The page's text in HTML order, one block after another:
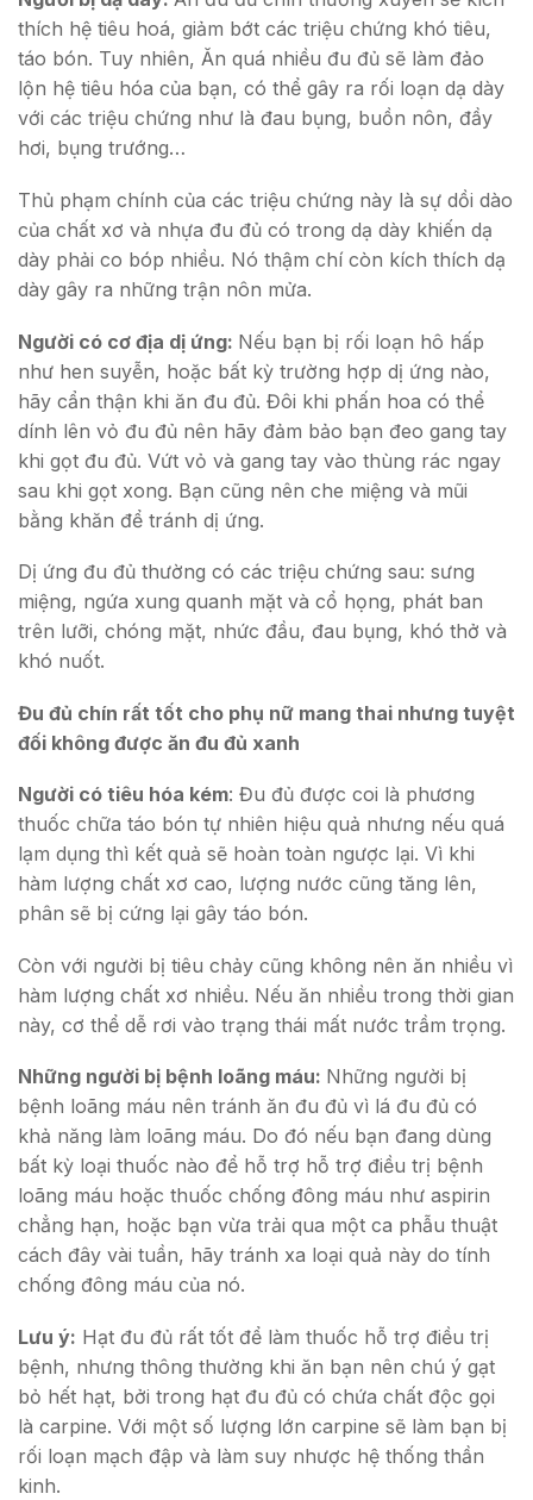
thích hệ tiêu hoá, giảm bớt các triệu chứng khó tiêu,
táo bón. Tuy nhiên, Ăn quá nhiều đu đủ sẽ làm đảo
lộn hệ tiêu hóa của bạn, có thể gây ra rối loạn dạ dày
với các triệu chứng như là đau bụng, buồn nôn, đầy
hơi, bụng trướng…
Thủ phạm chính của các triệu chứng này là sự dồi dào
của chất xơ và nhựa đu đủ có trong dạ dày khiến dạ
dày phải co bóp nhiều. Nó thậm chí còn kích thích dạ
dày gây ra những trận nôn mửa.
Người có cơ địa dị ứng: Nếu bạn bị rối loạn hô hấp
như hen suyễn, hoặc bất kỳ trường hợp dị ứng nào,
hãy cẩn thận khi ăn đu đủ. Đôi khi phấn hoa có thể
dính lên vỏ đu đủ nên hãy đảm bảo bạn đeo gang tay
khi gọt đu đủ. Vứt vỏ và gang tay vào thùng rác ngay
sau khi gọt xong. Bạn cũng nên che miệng và mũi
bằng khăn để tránh dị ứng.
Dị ứng đu đủ thường có các triệu chứng sau: sưng
miệng, ngứa xung quanh mặt và cổ họng, phát ban
trên lưỡi, chóng mặt, nhức đầu, đau bụng, khó thở và
khó nuốt.
Đu đủ chín rất tốt cho phụ nữ mang thai nhưng tuyệt
đối không được ăn đu đủ xanh
Người có tiêu hóa kém: Đu đủ được coi là phương
thuốc chữa táo bón tự nhiên hiệu quả nhưng nếu quá
lạm dụng thì kết quả sẽ hoàn toàn ngược lại. Vì khi
hàm lượng chất xơ cao, lượng nước cũng tăng lên,
phân sẽ bị cứng lại gây táo bón.
Còn với người bị tiêu chảy cũng không nên ăn nhiều vì
hàm lượng chất xơ nhiều. Nếu ăn nhiều trong thời gian
này, cơ thể dễ rơi vào trạng thái mất nước trầm trọng.
Những người bị bệnh loãng máu: Những người bị
bệnh loãng máu nên tránh ăn đu đủ vì lá đu đủ có
khả năng làm loãng máu. Do đó nếu bạn đang dùng
bất kỳ loại thuốc nào để hỗ trợ hỗ trợ điều trị bệnh
loãng máu hoặc thuốc chống đông máu như aspirin
chẳng hạn, hoặc bạn vừa trải qua một ca phẫu thuật
cách đây vài tuần, hãy tránh xa loại quả này do tính
chống đông máu của nó.
Lưu ý: Hạt đu đủ rất tốt để làm thuốc hỗ trợ điều trị
bệnh, nhưng thông thường khi ăn bạn nên chú ý gạt
bỏ hết hạt, bởi trong hạt đu đủ có chứa chất độc gọi
là carpine. Với một số lượng lớn carpine sẽ làm bạn bị
rối loạn mạch đập và làm suy nhược hệ thống thần
kinh.